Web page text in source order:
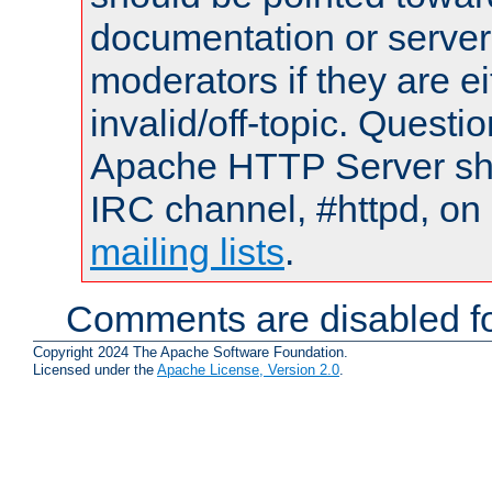
documentation or
moderators if they are
invalid/off-topic.
Apache HTTP Server
IRC channel, #httpd,
mailing lists.
Comments are disabled
Copyright 2024 The Apache Software Foundation.
Licensed under the Apache License, Version 2.0.